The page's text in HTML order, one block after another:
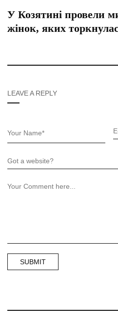
У Козятині провели
жінок, яких
LEAVE A REPLY